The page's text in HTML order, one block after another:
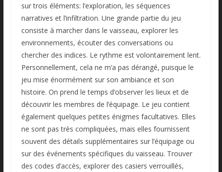
sur trois éléments: l’exploration, les séquences
narratives et l’infiltration. Une grande partie du jeu
consiste à marcher dans le vaisseau, explorer les
environnements, écouter des conversations ou
chercher des indices. Le rythme est volontairement lent.
Personnellement, cela ne m’a pas dérangé, puisque le
jeu mise énormément sur son ambiance et son
histoire. On prend le temps d’observer les lieux et de
découvrir les membres de l’équipage. Le jeu contient
également quelques petites énigmes facultatives. Elles
ne sont pas très compliquées, mais elles fournissent
souvent des détails supplémentaires sur l’équipage ou
sur des événements spécifiques du vaisseau. Trouver
des codes d’accès, explorer des casiers verrouillés,